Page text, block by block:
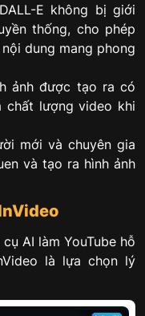
DALL-E không bị giới
thống, cho phép
dung mang phong
ảnh được tạo ra có
chất lượng video khi
mới và chuyên gia
và tạo ra hình ảnh
AI làm YouTube hỗ
là lựa chọn lý